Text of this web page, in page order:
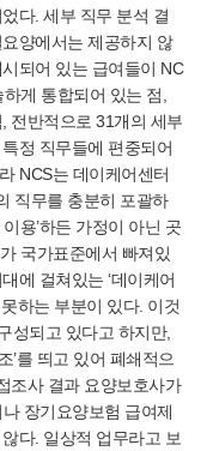
다. 세부 직무 분석 결
양에서는 제공하지 않
되어 있는 급여들이 NC
게 통합되어 있는 점,
전반적으로 31개의 세부
정 직무들에 편중되어
NCS는 데이케어센터
직무를 충분히 포괄하
이용’하든 가정이 아닌 곳
국가표준에서 빠져있
에 걸쳐있는 ‘데이케어
하는 부분이 있다. 이것
구성되고 있다고 하지만,
’를 띄고 있어 폐쇄적으
조사 결과 요양보호사가
장기요양보험 급여제
다. 일상적 업무라고 보